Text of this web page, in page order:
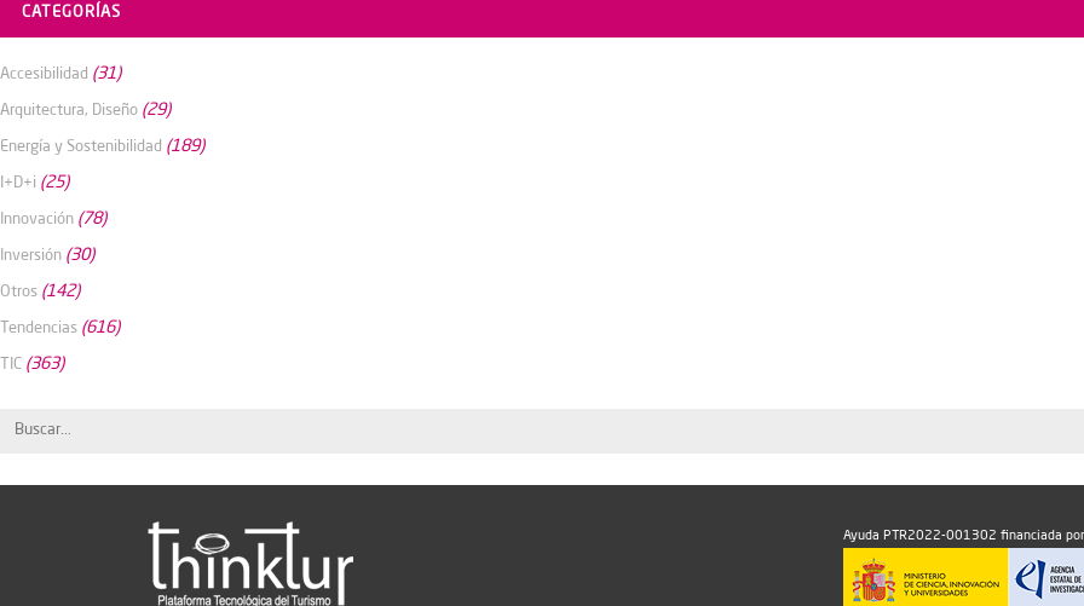
CATEGORÍAS
Accesibilidad (31)
Arquitectura, Diseño (29)
Energía y Sostenibilidad (189)
I+D+i (25)
Innovación (78)
Inversión (30)
Otros (142)
Tendencias (616)
TIC (363)
Ayuda PTR2022-001302 financiada